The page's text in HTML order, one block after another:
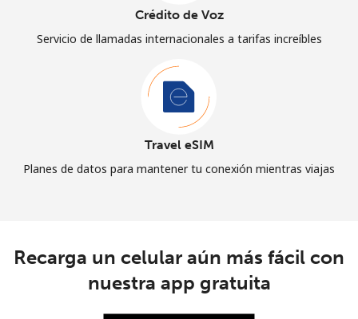
Crédito de Voz
Servicio de llamadas internacionales a tarifas increíbles
Travel eSIM
Planes de datos para mantener tu conexión mientras viajas
Recarga un celular aún más fácil con
nuestra app gratuita